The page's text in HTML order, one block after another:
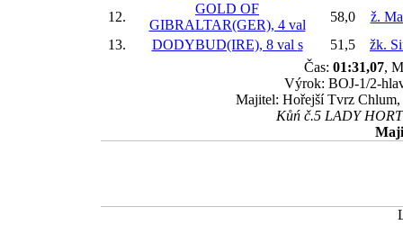
12.
GOLD OF
GIBRALTAR(GER), 4 val
58,0
ž.
13.
DODYBUD(IRE), 8 val s 51,5
žk.
Čas: 01:31,07,
Výrok: BOJ-1/2-
Majitel: Hořejší Tvrz Chlum,
Kůń č.5 LADY